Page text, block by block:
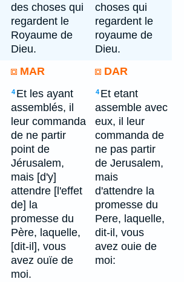
des choses qui
regardent le
Royaume de
Dieu.
choses qui
regardent le
royaume de
Dieu.
MAR DAR
4 Et les ayant
assemblés, il
leur commanda
de ne partir
point de
Jérusalem,
mais [d'y]
attendre [l'effet
de] la
promesse du
Père, laquelle,
[dit-il], vous
avez ouïe de
moi.
4 Et etant
assemble avec
eux, il leur
commanda de
ne pas partir
de Jerusalem,
mais
d'attendre la
promesse du
Pere, laquelle,
dit-il, vous
avez ouie de
moi: